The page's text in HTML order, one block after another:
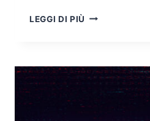
LEGGI DI PIÙ THREAT
THREAT
INTELLIGENCE